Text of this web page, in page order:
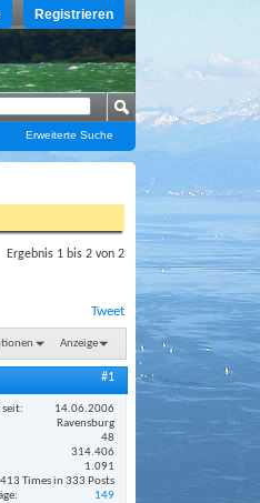
Registrieren
Erweiterte Suche
Ergebnis 1 bis 2 von 2
Tweet
Anzeige
#1
seit
14.06.2006
Ravensburg
48
314.406
1.091
Times in 333 Posts
149